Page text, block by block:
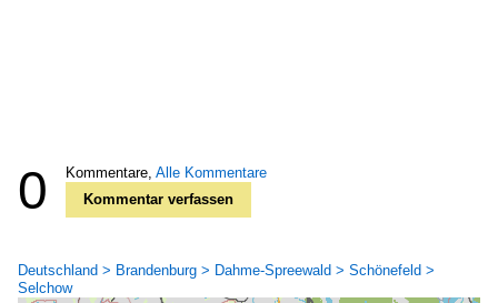
0 Kommentare, Alle Kommentare
Kommentar verfassen
Deutschland > Brandenburg > Dahme-Spreewald > Schönefeld >
Selchow